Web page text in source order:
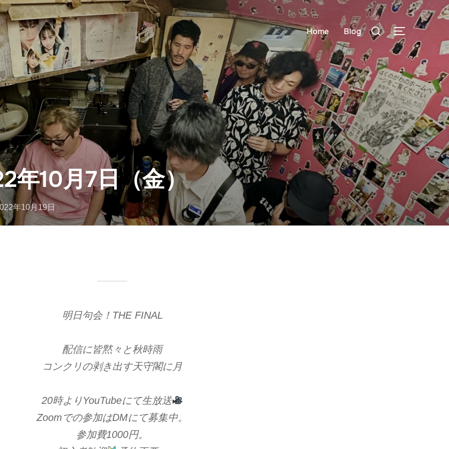
Home Blog
検
索
対
象:
サイドバー
年10月7日（金）
年10月19日
明日句会！THE FINAL
配信に皆黙々と秋時雨
コンクリの剥き出す天守閣に月
20時よりYouTubeにて生放送
Zoomでの参加はDMにて募集中。
参加費1000円。